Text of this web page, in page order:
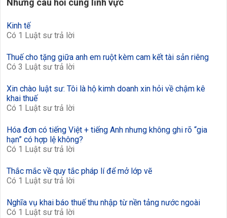
Những câu hỏi cùng lĩnh vực
Kinh tế
Có 1 Luật sư trả lời
Thuế cho tặng giữa anh em ruột kèm cam kết tài sản riêng
Có 3 Luật sư trả lời
Xin chào luật sư: Tôi là hộ kimh doanh xin hỏi về chậm kê
khai thuế
Có 1 Luật sư trả lời
Hóa đơn có tiếng Việt + tiếng Anh nhưng không ghi rõ “gia
hạn” có hợp lệ không?
Có 1 Luật sư trả lời
Thắc mắc về quy tắc pháp lí để mở lớp vẽ
Có 1 Luật sư trả lời
Nghĩa vụ khai báo thuế thu nhập từ nền tảng nước ngoài
Có 1 Luật sư trả lời